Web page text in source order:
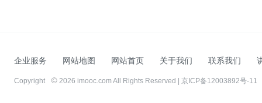
企业服务 网站地图 网站首页 关于我们 联系我们
Copyright 2026 imooc.com All Rights Reserved | 京ICP备12003892号-11